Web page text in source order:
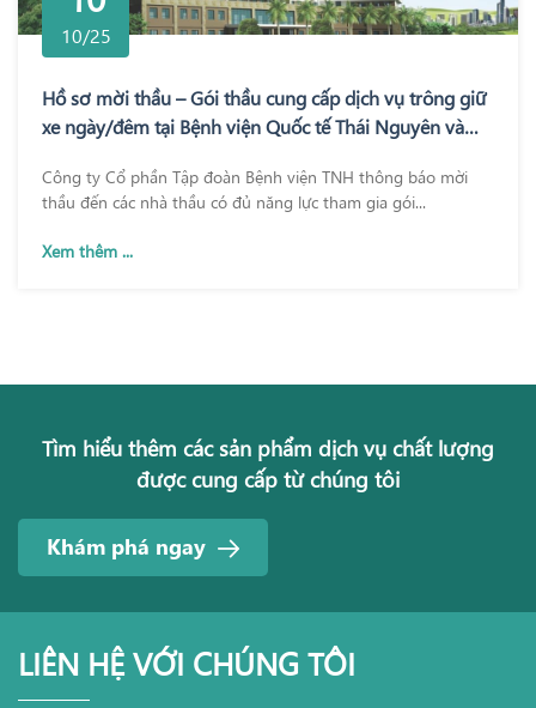
10/25
Hồ sơ mời thầu – Gói thầu cung cấp dịch vụ trông giữ
xe ngày/đêm tại Bệnh viện Quốc tế Thái Nguyên và
Công ty Cổ phần Tập đoàn Bệnh viện TNH thông báo mời
thầu đến các nhà thầu có đủ năng lực tham gia gói...
Xem thêm ...
Tìm hiểu thêm các sản phẩm dịch vụ chất lượng
được cung cấp từ chúng tôi
Khám phá ngay
LIÊN HỆ VỚI CHÚNG TÔI